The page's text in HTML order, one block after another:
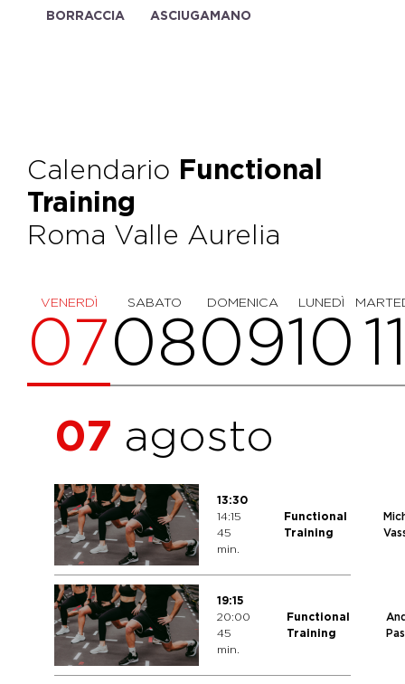
BORRACCIA ASCIUGAMANO
Calendario Functional
Training
Roma Valle Aurelia
VENERDÌ
07 SABATO
08 DOMENICA
09 LUNEDÌ
10
07 agosto
13:30
14:15
45
min.
Functional
Training
19:15
20:00
45
min.
Functional
Training